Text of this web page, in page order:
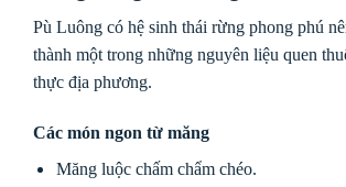
Pù Luông có hệ sinh thái rừng phong phú
thành một trong những nguyên liệu quen
thực địa phương.
Các món ngon từ măng
Măng luộc chấm chẩm chéo.